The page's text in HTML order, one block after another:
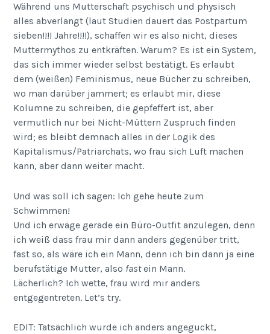
Während uns Mutterschaft psychisch und physisch
alles abverlangt (laut Studien dauert das Postpartum
sieben!!!! Jahre!!!!), schaffen wir es also nicht, dieses
Muttermythos zu entkräften. Warum? Es ist ein System,
das sich immer wieder selbst bestätigt. Es erlaubt
dem (weißen) Feminismus, neue Bücher zu schreiben,
wo man darüber jammert; es erlaubt mir, diese
Kolumne zu schreiben, die gepfeffert ist, aber
vermutlich nur bei Nicht-Müttern Zuspruch finden
wird; es bleibt demnach alles in der Logik des
Kapitalismus/Patriarchats, wo frau sich Luft machen
kann, aber dann weiter macht.
Und was soll ich sagen: Ich gehe heute zum
Schwimmen!
Und ich erwäge gerade ein Büro-Outfit anzulegen, denn
ich weiß dass frau mir dann anders gegenüber tritt,
fast so, als wäre ich ein Mann, denn ich bin dann ja eine
berufstätige Mutter, also fastein Mann.
Lächerlich? Ich wette, frau wird mir anders
entgegentreten. Let’s try.
EDIT: Tatsächlich wurde ich anders angeguckt,